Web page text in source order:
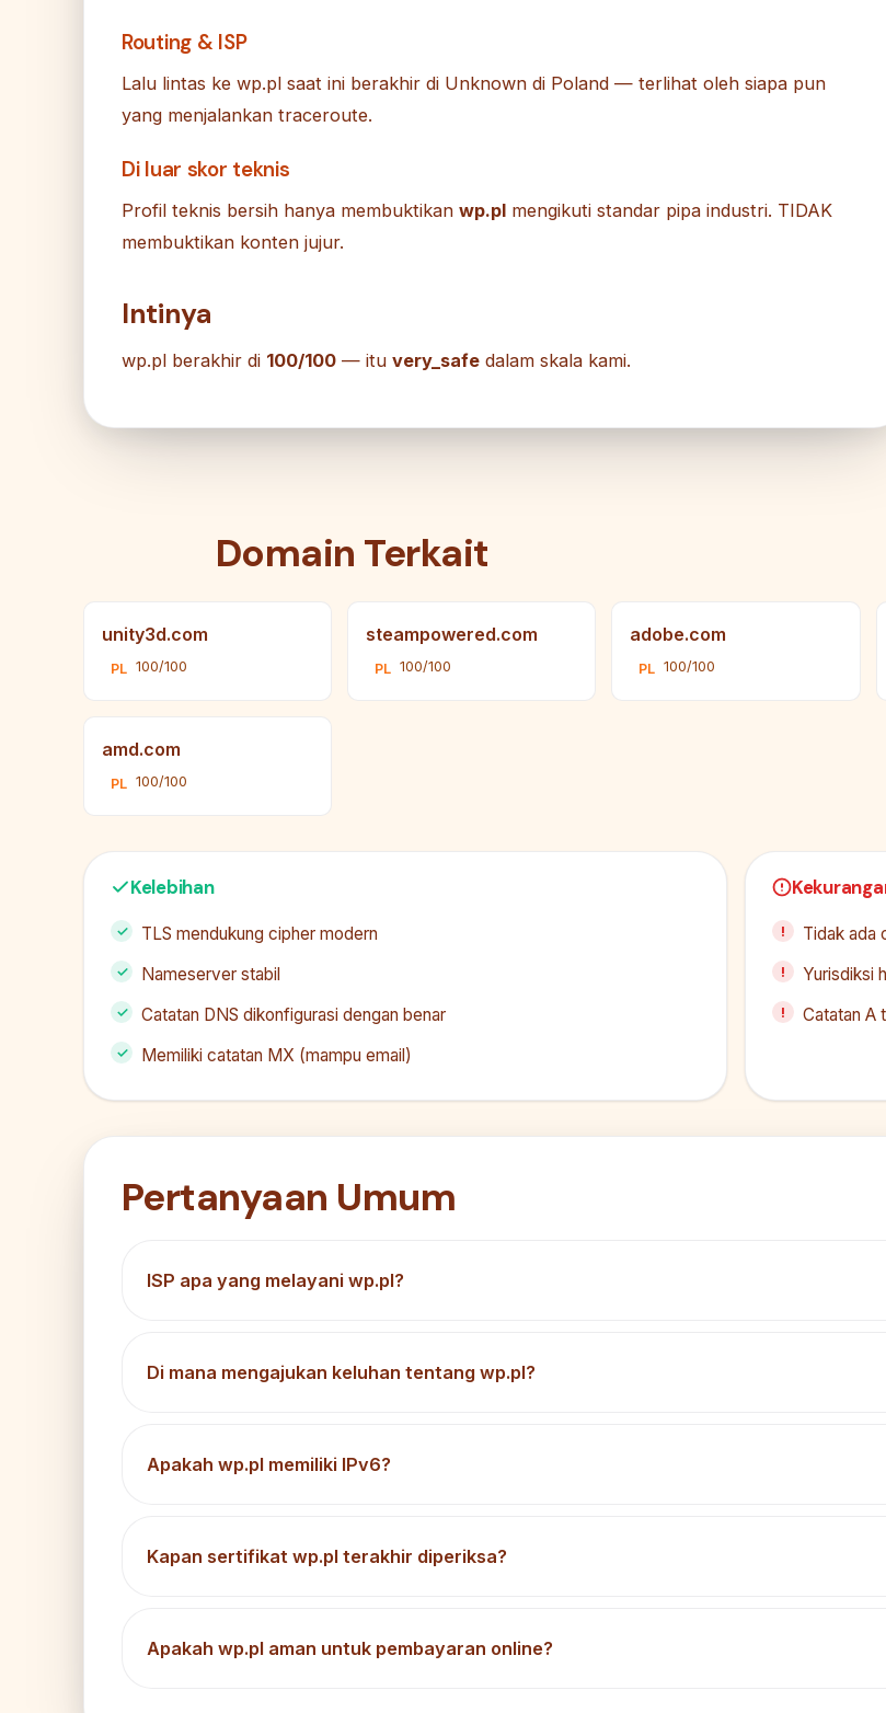
Routing & ISP
Lalu lintas ke wp.pl saat ini berakhir di Unknown di Poland — terlihat oleh siapa pun
yang menjalankan traceroute.
Di luar skor teknis
Profil teknis bersih hanya membuktikan wp.pl mengikuti standar pipa industri. TIDAK
membuktikan konten jujur.
Intinya
wp.pl berakhir di 100/100 — itu very_safe dalam skala kami.
Domain Terkait
unity3d.com
PL 100/100
steampowered.com
PL 100/100
adobe.com
PL 100/100
amd.com
PL 100/100
Kelebihan
TLS mendukung cipher modern
Nameserver stabil
Catatan DNS dikonfigurasi dengan benar
Memiliki catatan MX (mampu email)
Tidak ada
Yurisdiksi
Catatan A
Pertanyaan Umum
ISP apa yang melayani wp.pl?
Di mana mengajukan keluhan tentang wp.pl?
Apakah wp.pl memiliki IPv6?
Kapan sertifikat wp.pl terakhir diperiksa?
Apakah wp.pl aman untuk pembayaran online?